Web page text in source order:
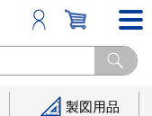
製図用品